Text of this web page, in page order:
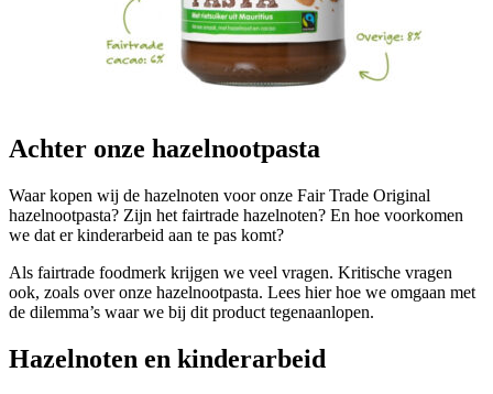
Achter onze hazelnootpasta
Waar kopen wij de hazelnoten voor onze Fair Trade Original
hazelnootpasta? Zijn het fairtrade hazelnoten? En hoe voorkomen
we dat er kinderarbeid aan te pas komt?
Als fairtrade foodmerk krijgen we veel vragen. Kritische vragen
ook, zoals over onze hazelnootpasta. Lees hier hoe we omgaan met
de dilemma’s waar we bij dit product tegenaanlopen.
Hazelnoten en kinderarbeid